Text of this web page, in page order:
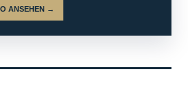
ANSEHEN →